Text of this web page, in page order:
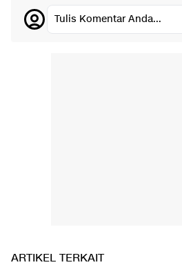
Tulis Komentar Anda...
ARTIKEL TERKAIT